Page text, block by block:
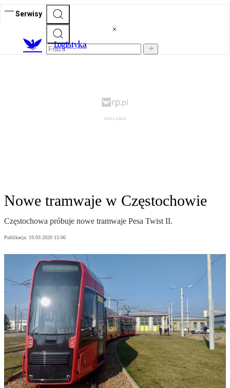
Serwisy
Logistyka
Nowe tramwaje w Częstochowie
Częstochowa próbuje nowe tramwaje Pesa Twist II.
Publikacja: 19.03.2020 15:06